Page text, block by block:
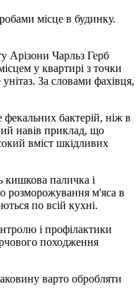
місце в будинку.
Арізони Чарльз Герб
у квартирі з точки
унітаз. За словами фахівця,
бактерій, ніж в
навів приклад, що
вміст шкідливих
паличка і
розморожування м'яса в
по всій кухні.
і профілактики
походження
варто обробляти